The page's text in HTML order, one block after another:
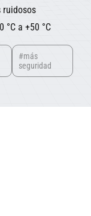
ruidosos
°C a +50 °C
#más
seguridad